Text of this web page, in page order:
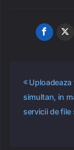
Navigare
articole
Uploadeaza
simultan, in
servicii de file